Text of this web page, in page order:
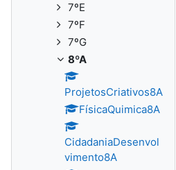
7ºE
7ºF
7ºG
8ºA
ProjetosCriativos8A
FísicaQuimica8A
CidadaniaDesenvol
vimento8A